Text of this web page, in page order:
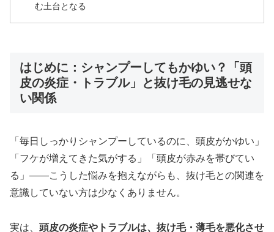
む土台となる
はじめに：シャンプーしてもかゆい？「頭
皮の炎症・トラブル」と抜け毛の見逃せな
い関係
「毎日しっかりシャンプーしているのに、頭皮がかゆい」
「フケが増えてきた気がする」「頭皮が赤みを帯びてい
る」——こうした悩みを抱えながらも、抜け毛との関連を
意識していない方は少なくありません。
実は、 頭皮の炎症やトラブルは、抜け毛・薄毛を悪化させ